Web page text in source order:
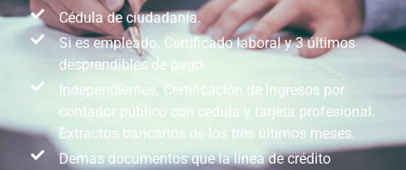
Cédula de ciudadanía.
Si es empleado. Certificado laboral y 3 últimos
desprendibles de pago.
Independientes. Certificación de ingresos por
contador público con cedula y tarjeta profesional.
Extractos bancarios de los tres últimos meses.
Demas documentos que la línea de crédito